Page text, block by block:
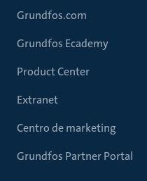
Grundfos.com
Grundfos Ecademy
Product Center
Extranet
Centro de marketing
Grundfos Partner Portal